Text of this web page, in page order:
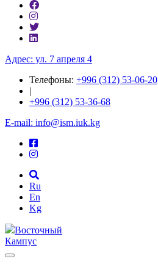
Адрес: ул. 7 апреля 4
Телефоны: +996 (312) 53-06-20
|
+996 (312) 53-36-68
E-mail: info@ism.iuk.kg
Ru
En
Kg
Восточный
Кампус